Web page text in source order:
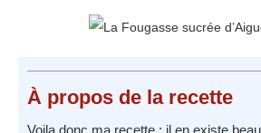
À propos de la recette